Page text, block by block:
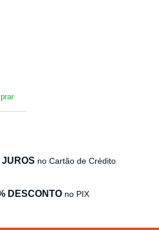
no Cartão de Crédito
DESCONTO no PIX